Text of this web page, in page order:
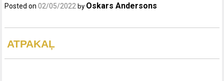
Posted on02/05/2022 by Oskars Andersons
ATPAKAĻ